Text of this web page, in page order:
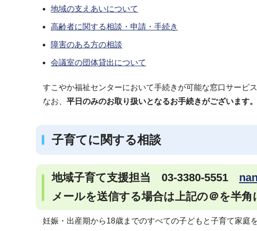
地域の支えあいについて
高齢者に関する相談・申請・手続き
障害のある方の相談
会議室の団体貸出について
すこやか福祉センターにおいて手続きが可能な窓口サービ
なお、 平日のみのお取り扱いとなるお手続きがございます。
子育てに関する相談
地域子育て支援担当 03-3380-5551
メールを送信する場合は上記の＠を半角
妊娠・出産期から18歳までのすべての子どもと子育て家庭